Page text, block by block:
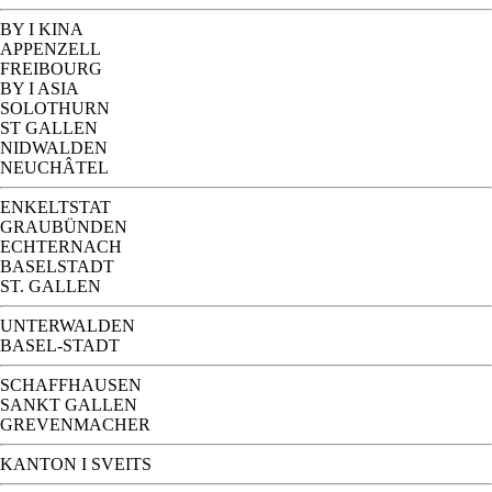
BY I KINA
APPENZELL
FREIBOURG
BY I ASIA
SOLOTHURN
ST GALLEN
NIDWALDEN
NEUCHÂTEL
ENKELTSTAT
GRAUBÜNDEN
ECHTERNACH
BASELSTADT
ST. GALLEN
UNTERWALDEN
BASEL-STADT
SCHAFFHAUSEN
SANKT GALLEN
GREVENMACHER
KANTON I SVEITS